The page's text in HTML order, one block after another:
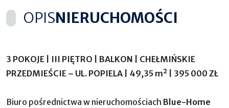
OPISNIERUCHOMOŚCI
3 POKOJE | III PIĘTRO | BALKON | CHEŁMIŃSKIE
PRZEDMIEŚCIE – UL. POPIELA | 49,35 m² | 395 000 ZŁ
Biuro pośrednictwa w nieruchomościach Blue-Home